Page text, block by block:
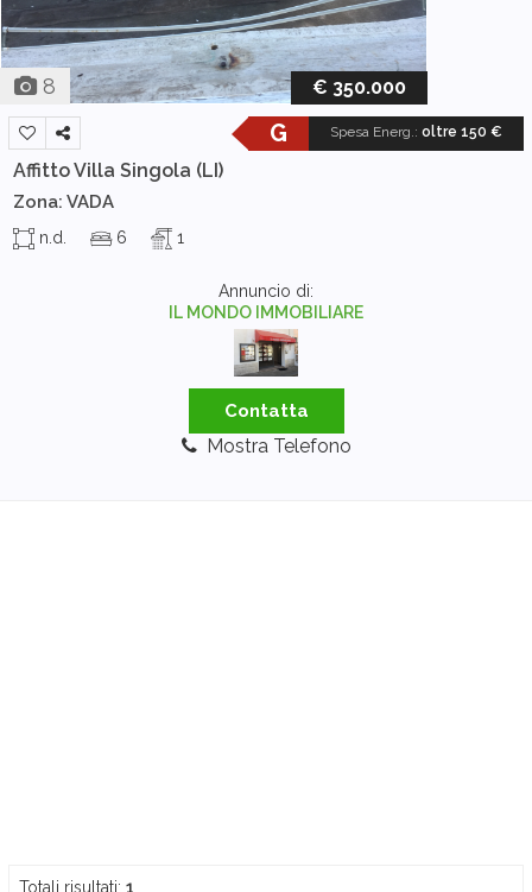
8 € 350.000
Spesa Energ.: oltre 150 €
G
Affitto Villa Singola (LI)
Zona: VADA
n.d. 6 1
Annuncio di:
IL MONDO IMMOBILIARE
Contatta
Mostra Telefono
Totali risultati: 1